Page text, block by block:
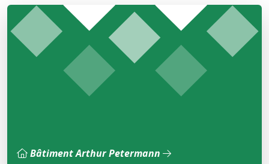
Bâtiment Arthur Petermann